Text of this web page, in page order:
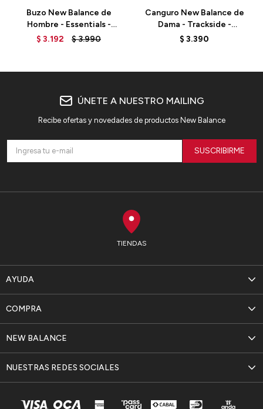
Buzo New Balance de
Hombre - Essentials -
MT33508AG - GREY
$ 3.192 $3.990
Canguro New Balance de
Dama - Trackside -
WT61U6QSDYK - LILA
$ 3.390
TIENDAS
AYUDA
NEW BALANCE
COMPRA
NUESTRAS REDES SOCIALES
ÚNETE A NUESTRO MAILING
Recibe ofertas y novedades de productos New Balance
SUSCRIBIRME